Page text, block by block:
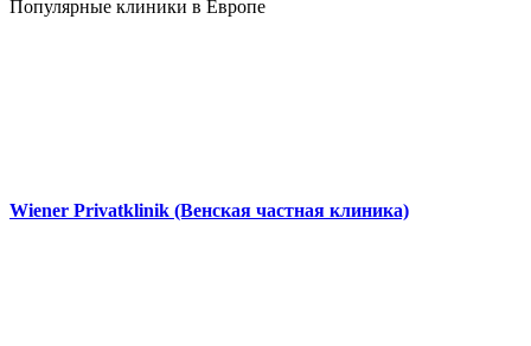
Популярные клиники в Европе
Wiener Privatklinik (Венская частная клиника)